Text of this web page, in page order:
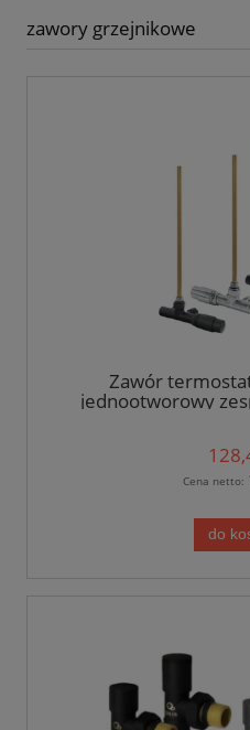
zawory grzejnikowe
Zawór
jednootworowy
Cena netto:
do